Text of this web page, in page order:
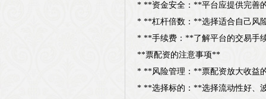
* **资金安全：**平台应提供完善
* **杠杆倍数：**选择适合自己风
* **手续费：**了解平台的交易手
**票配资的注意事项**
* **风险管理：**票配资放大收益
* **选择标的：**选择流动性好、